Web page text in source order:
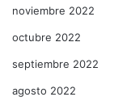
noviembre 2022
octubre 2022
septiembre 2022
agosto 2022